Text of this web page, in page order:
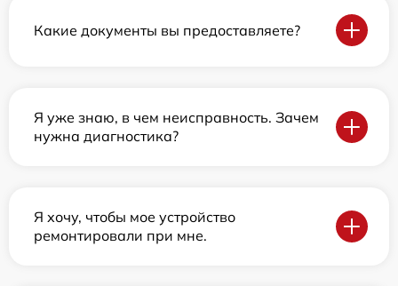
Какие документы вы предоставляете?
Я уже знаю, в чем неисправность. Зачем
нужна диагностика?
Я хочу, чтобы мое устройство
ремонтировали при мне.